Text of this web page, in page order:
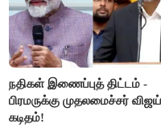
நதிகள் இணைப்புத் திட்டம் -
பிரமருக்கு முதலமைச்சர் விஜய்
கடிதம்!